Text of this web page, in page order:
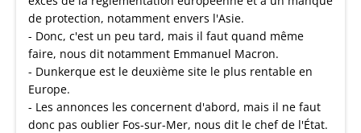
de protection, notamment envers l'Asie.
- Donc, c'est un peu tard, mais il faut quand même
faire, nous dit notamment Emmanuel Macron.
- Dunkerque est le deuxième site le plus rentable en
Europe.
- Les annonces les concernent d'abord, mais il ne faut
donc pas oublier Fos-sur-Mer, nous dit le chef de l'État.